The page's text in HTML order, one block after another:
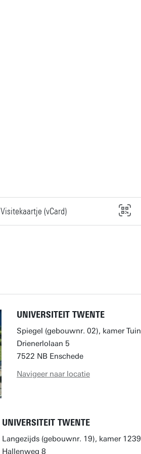
Visitekaartje (vCard)
UNIVERSITEIT TWENTE
Spiegel (gebouwnr. 02), kamer Tuin
Drienerlolaan 5
7522 NB Enschede
Navigeer naar locatie
UNIVERSITEIT TWENTE
Langezijds (gebouwnr. 19), kamer 1239
Hallenweg 8